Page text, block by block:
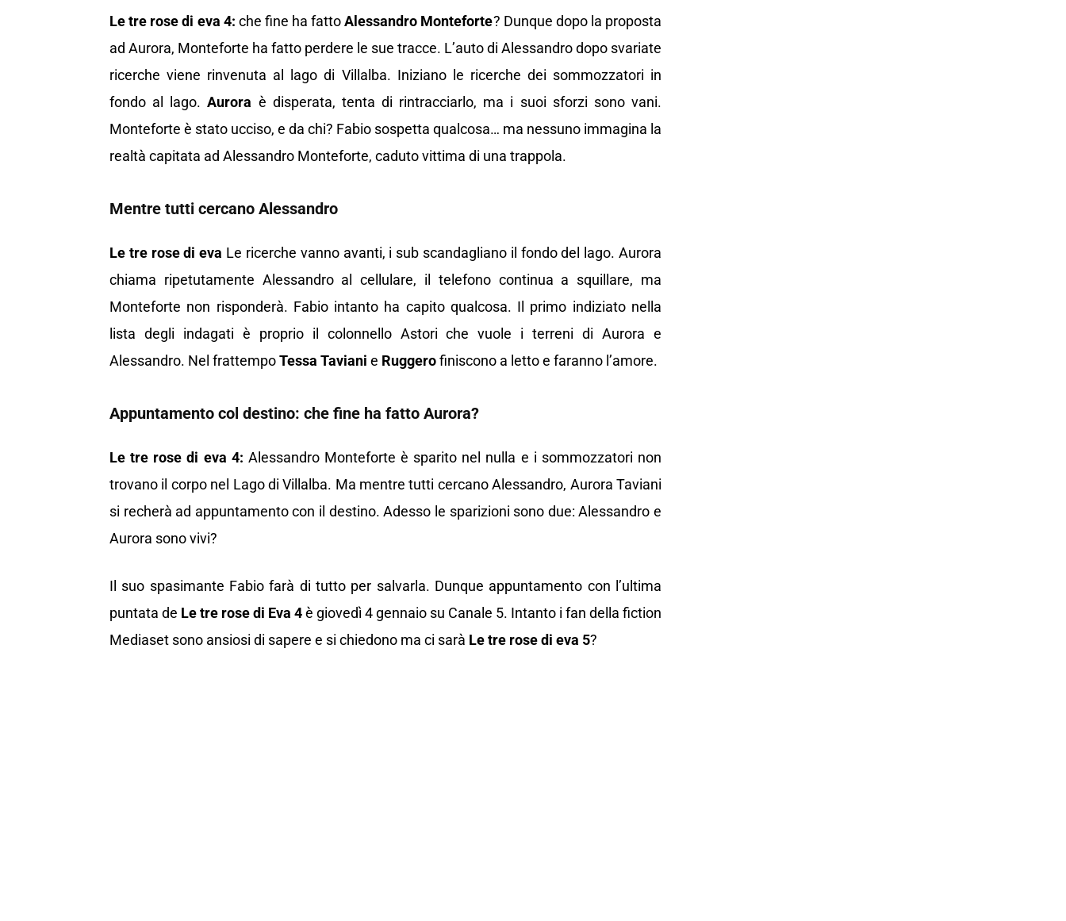
Le tre rose di eva 4: che fine ha fattoAlessandro Monteforte? Dunque dopo la proposta
ad Aurora, Monteforte ha fatto perdere le sue tracce. L’auto di Alessandro dopo svariate
ricerche viene rinvenuta al lago di Villalba. Iniziano le ricerche dei sommozzatori in
fondo al lago.Aurora è disperata, tenta di rintracciarlo, ma i suoi sforzi sono vani.
Monteforte è stato ucciso, e da chi? Fabio sospetta qualcosa… ma nessuno immagina la
realtà capitata ad Alessandro Monteforte, caduto vittima di una trappola.
Mentre tutti cercano Alessandro
Le tre rose di eva Le ricerche vanno avanti, i sub scandagliano il fondo del lago. Aurora
chiama ripetutamente Alessandro al cellulare, il telefono continua a squillare, ma
Monteforte non risponderà. Fabio intanto ha capito qualcosa. Il primo indiziato nella
lista degli indagati è proprio il colonnello Astori che vuole i terreni di Aurora e
Alessandro. Nel frattempoTessa Taviani e Ruggerofiniscono a letto e faranno l’amore.
Appuntamento col destino: che fine ha fatto Aurora?
Le tre rose di eva 4: Alessandro Monteforte è sparito nel nulla e i sommozzatori non
trovano il corpo nel Lago di Villalba. Ma mentre tutti cercano Alessandro, Aurora Taviani
si recherà ad appuntamento con il destino. Adesso le sparizioni sono due: Alessandro e
Aurora sono vivi?
Il suo spasimante Fabio farà di tutto per salvarla. Dunque appuntamento con l’ultima
puntata de Le tre rose di Eva 4è giovedì 4 gennaio su Canale 5. Intanto i fan della fiction
Mediaset sono ansiosi di sapere e si chiedono ma ci sarà Le tre rose di eva 5?